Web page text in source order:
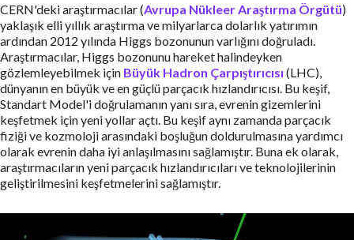
CERN'deki araştırmacılar (Avrupa Nükleer Araştırma Örgütü)
yaklaşık elli yıllık araştırma ve milyarlarca dolarlık yatırımın
ardından 2012 yılında Higgs bozonunun varlığını doğruladı.
Araştırmacılar, Higgs bozonunu hareket halindeyken
gözlemleyebilmek için Büyük Hadron Çarpıştırıcısı (LHC),
dünyanın en büyük ve en güçlü parçacık hızlandırıcısı. Bu keşif,
Standart Model'i doğrulamanın yanı sıra, evrenin gizemlerini
keşfetmek için yeni yollar açtı. Bu keşif aynı zamanda parçacık
fiziği ve kozmoloji arasındaki boşluğun doldurulmasına yardımcı
olarak evrenin daha iyi anlaşılmasını sağlamıştır. Buna ek olarak,
araştırmacıların yeni parçacık hızlandırıcıları ve teknolojilerinin
geliştirilmesini keşfetmelerini sağlamıştır.